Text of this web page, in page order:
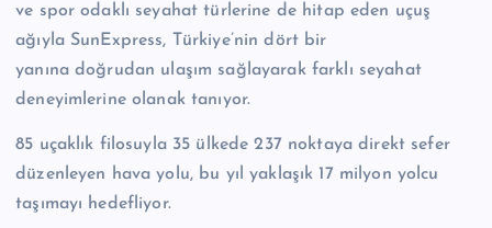
ve spor odaklı seyahat türlerine de hitap eden uçuş
ağıyla SunExpress, Türkiye’nin dört bir
yanına doğrudan ulaşım sağlayarak farklı seyahat
deneyimlerine olanak tanıyor.
85 uçaklık filosuyla 35 ülkede 237 noktaya direkt sefer
düzenleyen hava yolu, bu yıl yaklaşık 17 milyon yolcu
taşımayı hedefliyor.